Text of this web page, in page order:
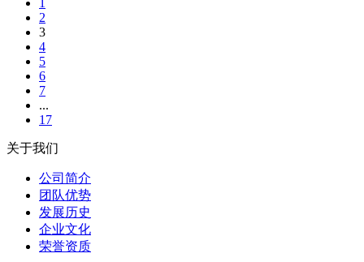
1
2
3
4
5
6
7
...
17
关于我们
公司简介
团队优势
发展历史
企业文化
荣誉资质